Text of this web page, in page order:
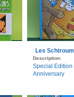
Les
Description:
Special Edition
Anniversary